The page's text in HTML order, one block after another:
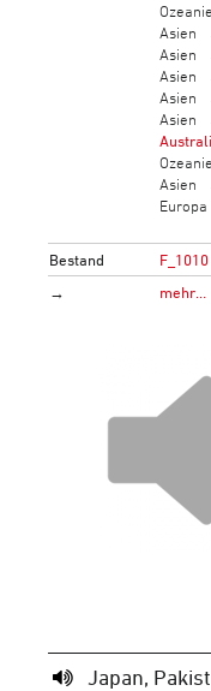
Asien
Asien
Asien
Asien
Asien
Asien
Europa
Bestand
→
mehr…
Japan,